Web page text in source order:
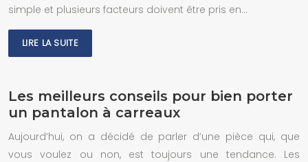
simple et plusieurs facteurs doivent être pris en…
LIRE LA SUITE
Les meilleurs conseils pour bien porter
un pantalon à carreaux
Aujourd’hui, on a décidé de parler d’une pièce qui, que
vous voulez ou non, est toujours une tendance. Les